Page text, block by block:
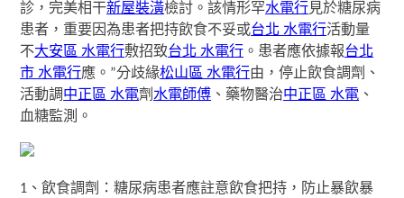
診，完美相干新屋裝潢檢討。該情形罕水電行見於糖尿病
患者，重要因為患者把持飲食不妥或台北 水電行活動量
不大安區 水電行敷招致台北 水電行 。患者應依據報台北
市 水電行應。”分歧緣松山區 水電行由，停止飲食調劑、
活動調中正區 水電劑水電師傅 、藥物醫治中正區 水電 、
血糖監測。
1、飲食調劑：糖尿病患者應註意飲食把持，防止暴飲暴